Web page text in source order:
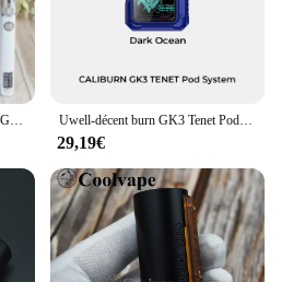
Uwell-décent burn GK3 Tenet Pod Kit, Batterie 25W, 1000mAh, Vape 2.5ml, 2ml, Cartouche à bobine intégrée, E Laguna ette, Original
29,19€